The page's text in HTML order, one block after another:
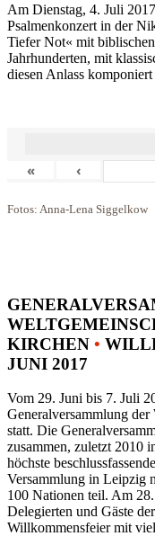
Am Dienstag, 4. Juli
Psalmenkonzert in der
Tiefer Not« mit
Jahrhunderten, mit
diesen Anlass
« ‹
Fotos: Anna-Lena Siggelkow
KIRCHEN •
JUNI 2017
Vom 29. Juni bis 7. Juli
Generalversammlung
statt. Die
zusammen, zuletzt 2010
höchste
Versammlung in Leipzig
100 Nationen teil. Am
Delegierten und Gäste
Willkommensfeier mit